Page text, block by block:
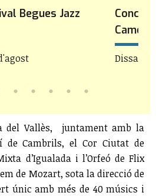
Begues Jazz
Dissabte
del Vallès, juntament amb la
de Cambrils, el Cor Ciutat de
d’Igualada i l’Orfeó de Flix
de Mozart, sota la direcció de
únic amb més de 40 músics i